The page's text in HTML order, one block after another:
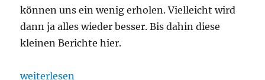
können uns ein wenig erholen. Vielleicht wird
dann ja alles wieder besser. Bis dahin diese
kleinen Berichte hier.
„Was spielst du so? – März 2023“
weiterlesen